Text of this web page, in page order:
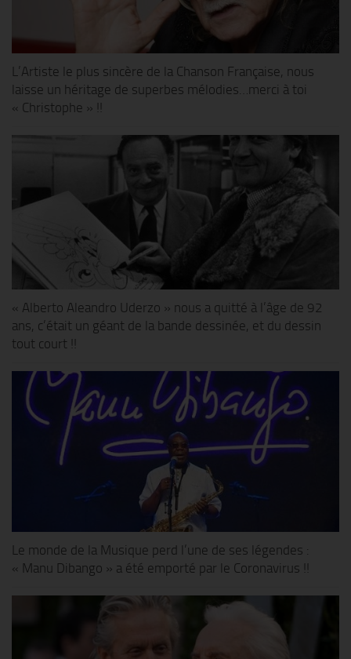
L’Artiste le plus sincère de la Chanson Française, nous
laisse un héritage de superbes mélodies…merci à toi
« Christophe » !!
« Alberto Aleandro Uderzo » nous a quitté à l’âge de 92
ans, c’était un géant de la bande dessinée, et du dessin
tout court !!
Le monde de la Musique perd l’une de ses légendes :
« Manu Dibango » a été emporté par le Coronavirus !!